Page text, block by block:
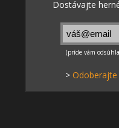
> Odoberajte